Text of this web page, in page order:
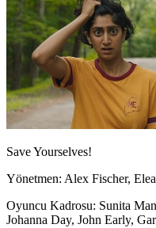
Save Yourselves!
Yönetmen: Alex Fischer,
Oyuncu Kadrosu: Sunita
Johanna Day, John Early,